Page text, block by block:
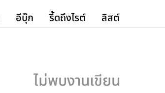
อีบุ๊ก รี้ดถึงไรต์ ลิสต์
ไม่พบงานเขียน